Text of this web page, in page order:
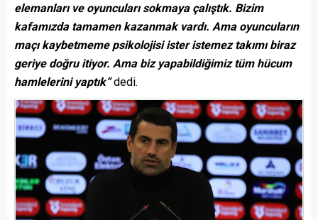
elemanları ve oyuncuları sokmaya çalıştık. Bizim
kafamızda tamamen kazanmak vardı. Ama oyuncuların
maçı kaybetmeme psikolojisi ister istemez takımı biraz
geriye doğru itiyor. Ama biz yapabildiğimiz tüm hücum
hamlelerini yaptık” dedi.